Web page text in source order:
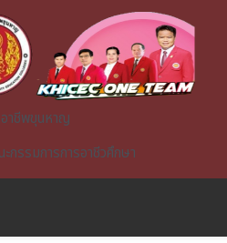
าชีพขุนหาญ
กรรมการการอาชีวศึกษา